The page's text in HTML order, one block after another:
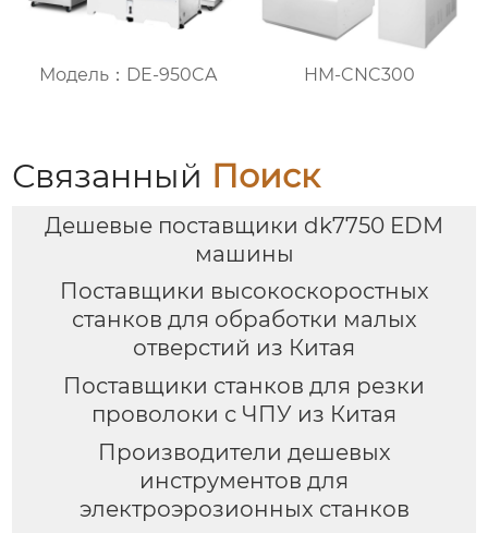
Модель：DE-950CA HM-CNC300
Связанный Поиск
Дешевые поставщики dk7750 EDM
машины
Поставщики высокоскоростных
станков для обработки малых
отверстий из Китая
Поставщики станков для резки
проволоки с ЧПУ из Китая
Производители дешевых
инструментов для
электроэрозионных станков